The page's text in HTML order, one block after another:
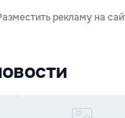
рекламу на